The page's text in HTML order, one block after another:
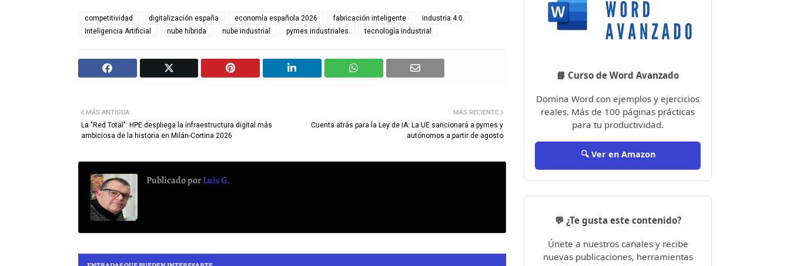
competitividad digitalización españa economía española 2026 fabricación inteligente
industria 4.0
Inteligencia Artificial
nube híbrida nube industrial pymes industriales tecnología industrial
MÁS RECIENTE
Cuenta atrás para la Ley de IA: La UE sancionará a pymes y
autónomos a partir de agosto
MÁS ANTIGUA
La "Red Total": HPE despliega la infraestructura digital más
ambiciosa de la historia en Milán-Cortina 2026
Publicado porLuis G.
📘 Curso de Word Avanzado
Domina Word con ejemplos y ejercicios
reales. Más de 100 páginas prácticas
para tu productividad.
🔍 Ver en Amazon
💬 ¿Te gusta este contenido?
Únete a nuestros canales y recibe
nuevas publicaciones, herramientas